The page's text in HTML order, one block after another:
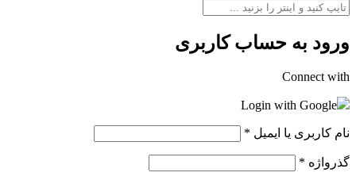
ورود به حساب کاربری
Connect with
Login with Google
نام کاربری یا ایمیل *
گذرواژه *